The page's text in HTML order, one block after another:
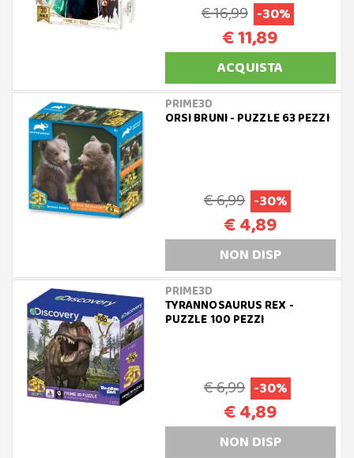
€ 16,99 -30%
€ 11,89
ACQUISTA
PRIME3D
ORSI BRUNI - PUZZLE 63 PEZZI
€ 6,99 -30%
€ 4,89
NON DISP
PRIME3D
TYRANNOSAURUS REX -
PUZZLE 100 PEZZI
€ 6,99 -30%
€ 4,89
NON DISP